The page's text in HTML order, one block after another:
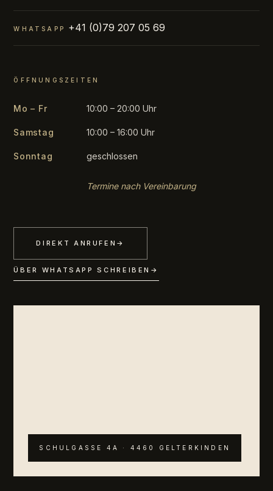
WHATSAPP +41 (0)79 207 05 69
ÖFFNUNGSZEITEN
Mo – Fr 10:00 – 20:00 Uhr
Samstag 10:00 – 16:00 Uhr
Sonntag geschlossen
Termine nach Vereinbarung
DIREKT ANRUFEN →
ÜBER WHATSAPP SCHREIBEN →
SCHULGASSE 4A · 4460 GELTERKINDEN